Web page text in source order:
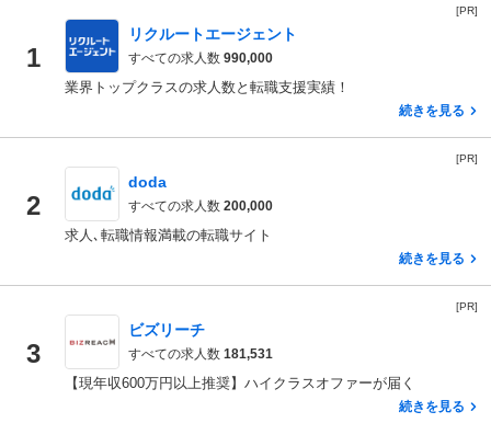
[PR]
1
リクルートエージェント
すべての求人数 990,000
業界トップクラスの求人数と転職支援実績！
続きを見る
[PR]
2
doda
すべての求人数 200,000
求人､転職情報満載の転職サイト
続きを見る
[PR]
3
ビズリーチ
すべての求人数 181,531
【現年収600万円以上推奨】ハイクラスオファーが届く
続きを見る